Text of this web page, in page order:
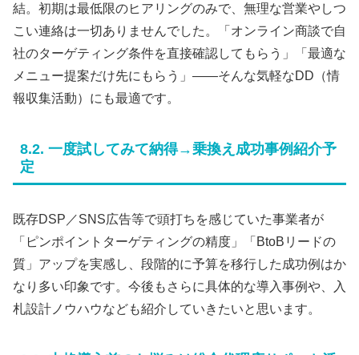
結。初期は最低限のヒアリングのみで、無理な営業やしつ
こい連絡は一切ありませんでした。「オンライン商談で自
社のターゲティング条件を直接確認してもらう」「最適な
メニュー提案だけ先にもらう」――そんな気軽なDD（情
報収集活動）にも最適です。
8.2. 一度試してみて納得→乗換え成功事例紹介予
定
既存DSP／SNS広告等で頭打ちを感じていた事業者が
「ピンポイントターゲティングの精度」「BtoBリードの
質」アップを実感し、段階的に予算を移行した成功例はか
なり多い印象です。今後もさらに具体的な導入事例や、入
札設計ノウハウなども紹介していきたいと思います。